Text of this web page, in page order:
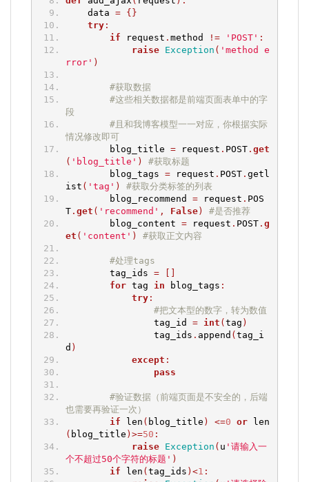
data =
{}
try:
if request . method != 'POST' :
raise
Exception ( 'method e
rror' )
#获取数据
#这些相关数据都是前端页面表单中的字
段
#且和我博客模型一一对应，你根据实际
情况修改即可
blog_title = request . POST. get
( 'blog_title' )
#获取标题
blog_tags = request . POST. getl
ist ( 'tag' )
#获取分类标签的列表
blog_recommend = request . POS
T. get ( 'recommend' , False)
#是否推荐
blog_content = request . POST. g
et ( 'content' ) #获取正文内容
#处理tags
tag_ids =
for tag in blog_tags :
try:
#把文本型的数字，转为数值
tag_id = int ( tag )
tag_ids . append ( tag_i
d )
except :
pass
#验证数据（前端页面是不安全的，后端
也需要再验证一次）
if len ( blog_title ) <=0 or len
( blog_title )>=50 :
raise
Exception ( u '请输入一
个不超过50个字符的标题' )
if len ( tag_ids )<1 :